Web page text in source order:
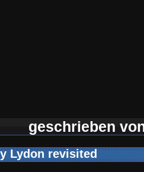
geschrieben
Lydon revisited